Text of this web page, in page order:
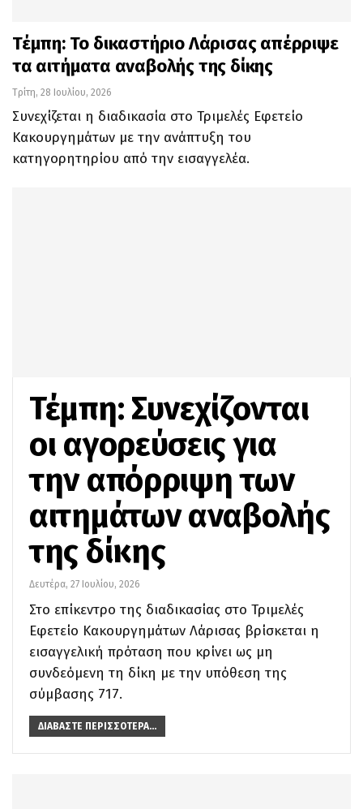
Τέμπη: Το δικαστήριο Λάρισας απέρριψε
τα αιτήματα αναβολής της δίκης
Τρίτη, 28 Ιουλίου, 2026
Συνεχίζεται η διαδικασία στο Τριμελές Εφετείο
Κακουργημάτων με την ανάπτυξη του
κατηγορητηρίου από την εισαγγελέα.
Τέμπη: Συνεχίζονται
οι αγορεύσεις για
την απόρριψη των
αιτημάτων αναβολής
της δίκης
Δευτέρα, 27 Ιουλίου, 2026
Στο επίκεντρο της διαδικασίας στο Τριμελές
Εφετείο Κακουργημάτων Λάρισας βρίσκεται η
εισαγγελική πρόταση που κρίνει ως μη
συνδεόμενη τη δίκη με την υπόθεση της
σύμβασης 717.
ΔΙΑΒΆΣΤΕ ΠΕΡΙΣΣΌΤΕΡΑ...